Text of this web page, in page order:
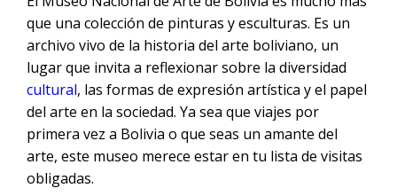
que una colección de pinturas y esculturas. Es un
archivo vivo de la historia del arte boliviano, un
lugar que invita a reflexionar sobre la diversidad
cultural, las formas de expresión artística y el papel
del arte en la sociedad. Ya sea que viajes por
primera vez a Bolivia o que seas un amante del
arte, este museo merece estar en tu lista de visitas
obligadas.